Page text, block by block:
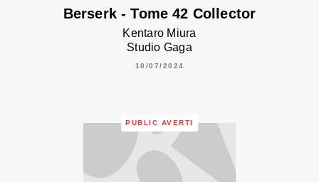
Berserk - Tome 42 Collector
Kentaro Miura
Studio Gaga
10/07/2024
PUBLIC AVERTI